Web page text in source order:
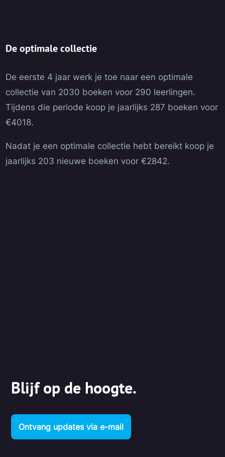
De optimale collectie
De eerste 4 jaar werk je toe naar een optimale
collectie van 2030 boeken voor 290 leerlingen.
Tijdens die periode koop je jaarlijks 287 boeken voor
€4018.
Nadat je een optimale collectie hebt bereikt koop je
jaarlijks 203 nieuwe boeken voor €2842.
Blijf op de hoogte.
Ontvang updates via e-mail